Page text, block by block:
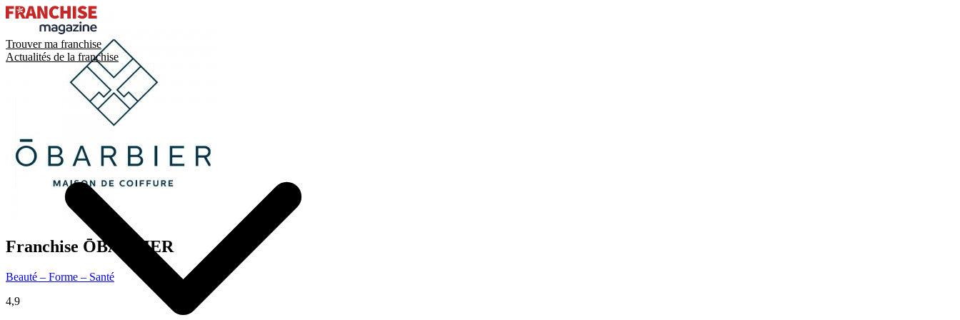
Trouver ma franchise
Actualités de la franchise
Franchise ŌBARBIER
Beauté – Forme – Santé
4,9